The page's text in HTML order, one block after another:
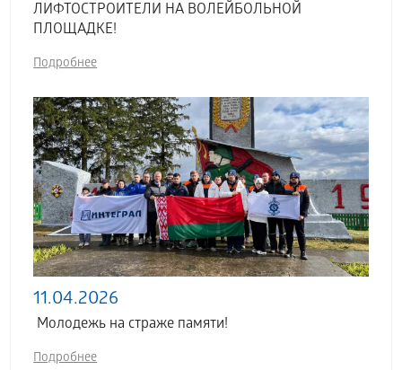
ЛИФТОСТРОИТЕЛИ НА ВОЛЕЙБОЛЬНОЙ
ПЛОЩАДКЕ!
Подробнее
11.04.2026
Молодежь на страже памяти!
Подробнее